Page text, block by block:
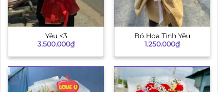
Yêu <3
3.500.000₫
Bó Hoa Tình Yêu
1.250.000₫